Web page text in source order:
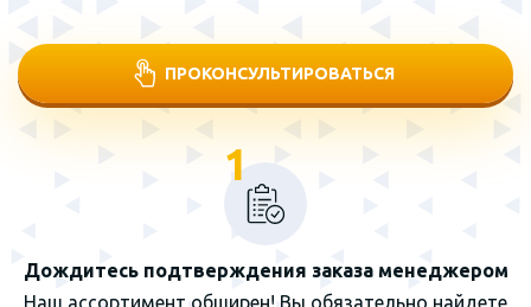
ПРОКОНСУЛЬТИРОВАТЬСЯ
1
Дождитесь подтверждения заказа менеджером
Наш ассортимент обширен! Вы обязательно найдете